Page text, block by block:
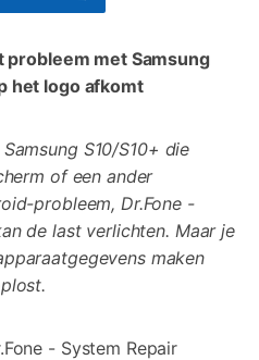
probleem met Samsung
het logo afkomt
S10/S10+ die
of een ander
probleem, Dr.Fone -
de last verlichten. Maar je
maken
- System Repair